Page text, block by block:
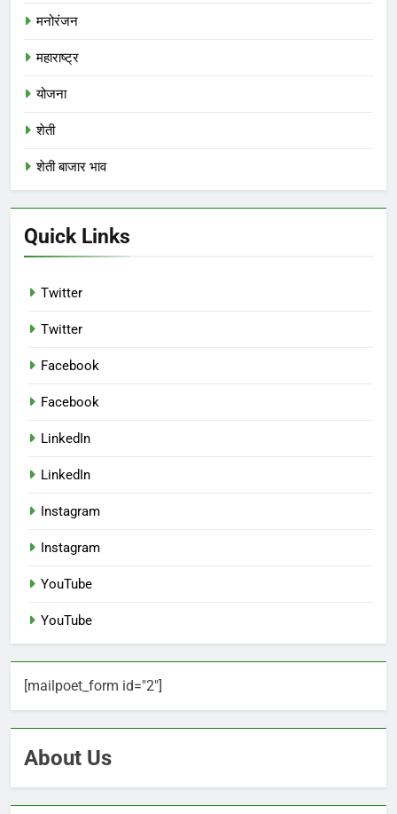
मनोरंजन
महाराष्ट्र
योजना
शेती
शेती बाजार भाव
Quick Links
Twitter
Twitter
Facebook
Facebook
LinkedIn
LinkedIn
Instagram
Instagram
YouTube
YouTube
[mailpoet_form id="2"]
About Us